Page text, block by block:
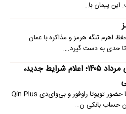
پیمان با…
اهرم تنگه هرمز و مذاکره با عمان
تا حدی به دست گیرد.…
عرضه خودروهای وارداتی مرداد ۱۴۰۵؛ اعلام شرایط جدید،
ثبت‌نام خودروهای وارداتی فعلا با حضور تویوتا راوفور و بی‌وای‌دی Qin Plus
حساب بانکی ن…